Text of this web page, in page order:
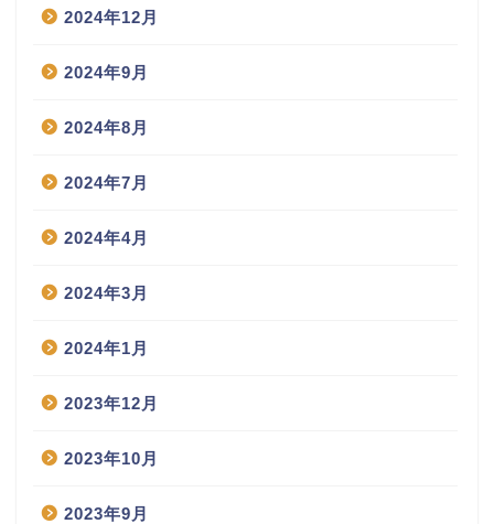
2024年12月
2024年9月
2024年8月
2024年7月
2024年4月
2024年3月
2024年1月
2023年12月
2023年10月
2023年9月